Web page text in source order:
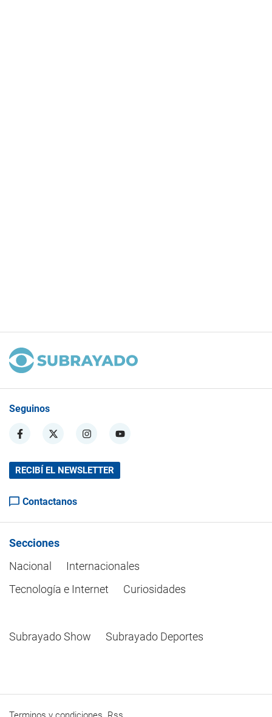
Seguinos
RECIBÍ EL NEWSLETTER
Contactanos
Secciones
Nacional
Internacionales
Tecnología e Internet
Curiosidades
Subrayado Show Subrayado Deportes